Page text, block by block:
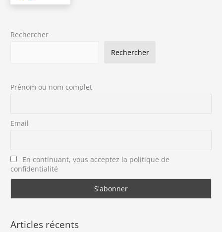
Rechercher
Rechercher
Prénom ou nom complet
Email
En continuant, vous acceptez la politique de
confidentialité
Articles récents